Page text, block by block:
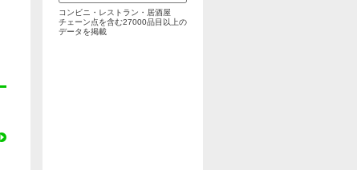
コンビニ・レストラン・居酒屋
チェーン点を含む27000品目以上の
データを掲載